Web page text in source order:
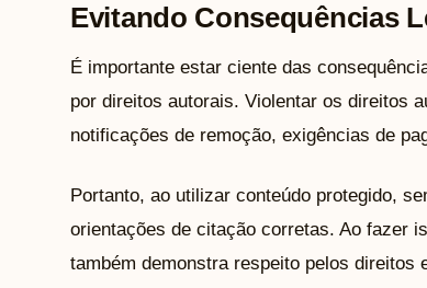
Evitando Consequências
É importante estar ciente das
por direitos autorais. Violentar os direitos
notificações de remoção, exigências de
Portanto, ao utilizar conteúdo protegido,
orientações de citação corretas. Ao fazer
também demonstra respeito pelos direitos